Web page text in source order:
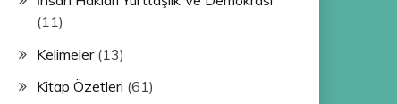
(11)
Kelimeler(13)
Kitap Özetleri (61)